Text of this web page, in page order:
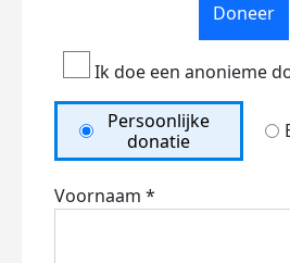
Doneer
Ik doe een anonieme
Persoonlijke
donatie
Voornaam *